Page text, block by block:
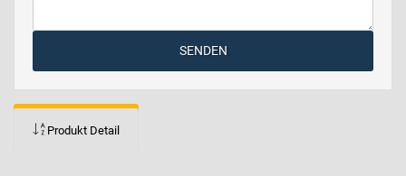
SENDEN
Produkt Detail